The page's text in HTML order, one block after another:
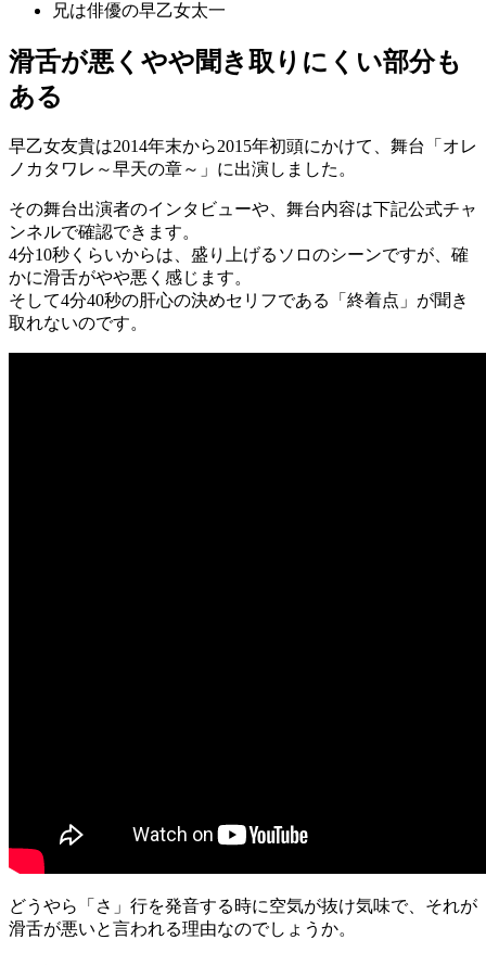
兄は俳優の早乙女太一
滑舌が悪くやや聞き取りにくい部分も
ある
早乙女友貴は2014年末から2015年初頭にかけて、舞台「オレ
ノカタワレ～早天の章～」に出演しました。
その舞台出演者のインタビューや、舞台内容は下記公式チャ
ンネルで確認できます。
4分10秒くらいからは、盛り上げるソロのシーンですが、確
かに滑舌がやや悪く感じます。
そして4分40秒の肝心の決めセリフである「終着点」が聞き
取れないのです。
どうやら「さ」行を発音する時に空気が抜け気味で、それが
滑舌が悪いと言われる理由なのでしょうか。